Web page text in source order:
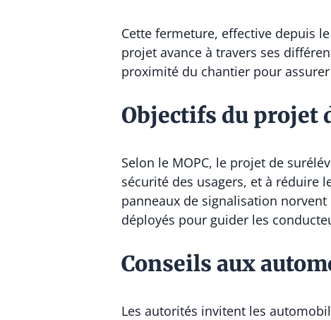
Cette fermeture, effective depuis
projet avance à travers ses
proximité du chantier pour
Objectifs du projet
Selon le MOPC, le projet de
sécurité des usagers, et à réduire
panneaux de signalisation
déployés pour guider les
Conseils aux
Les autorités invitent les